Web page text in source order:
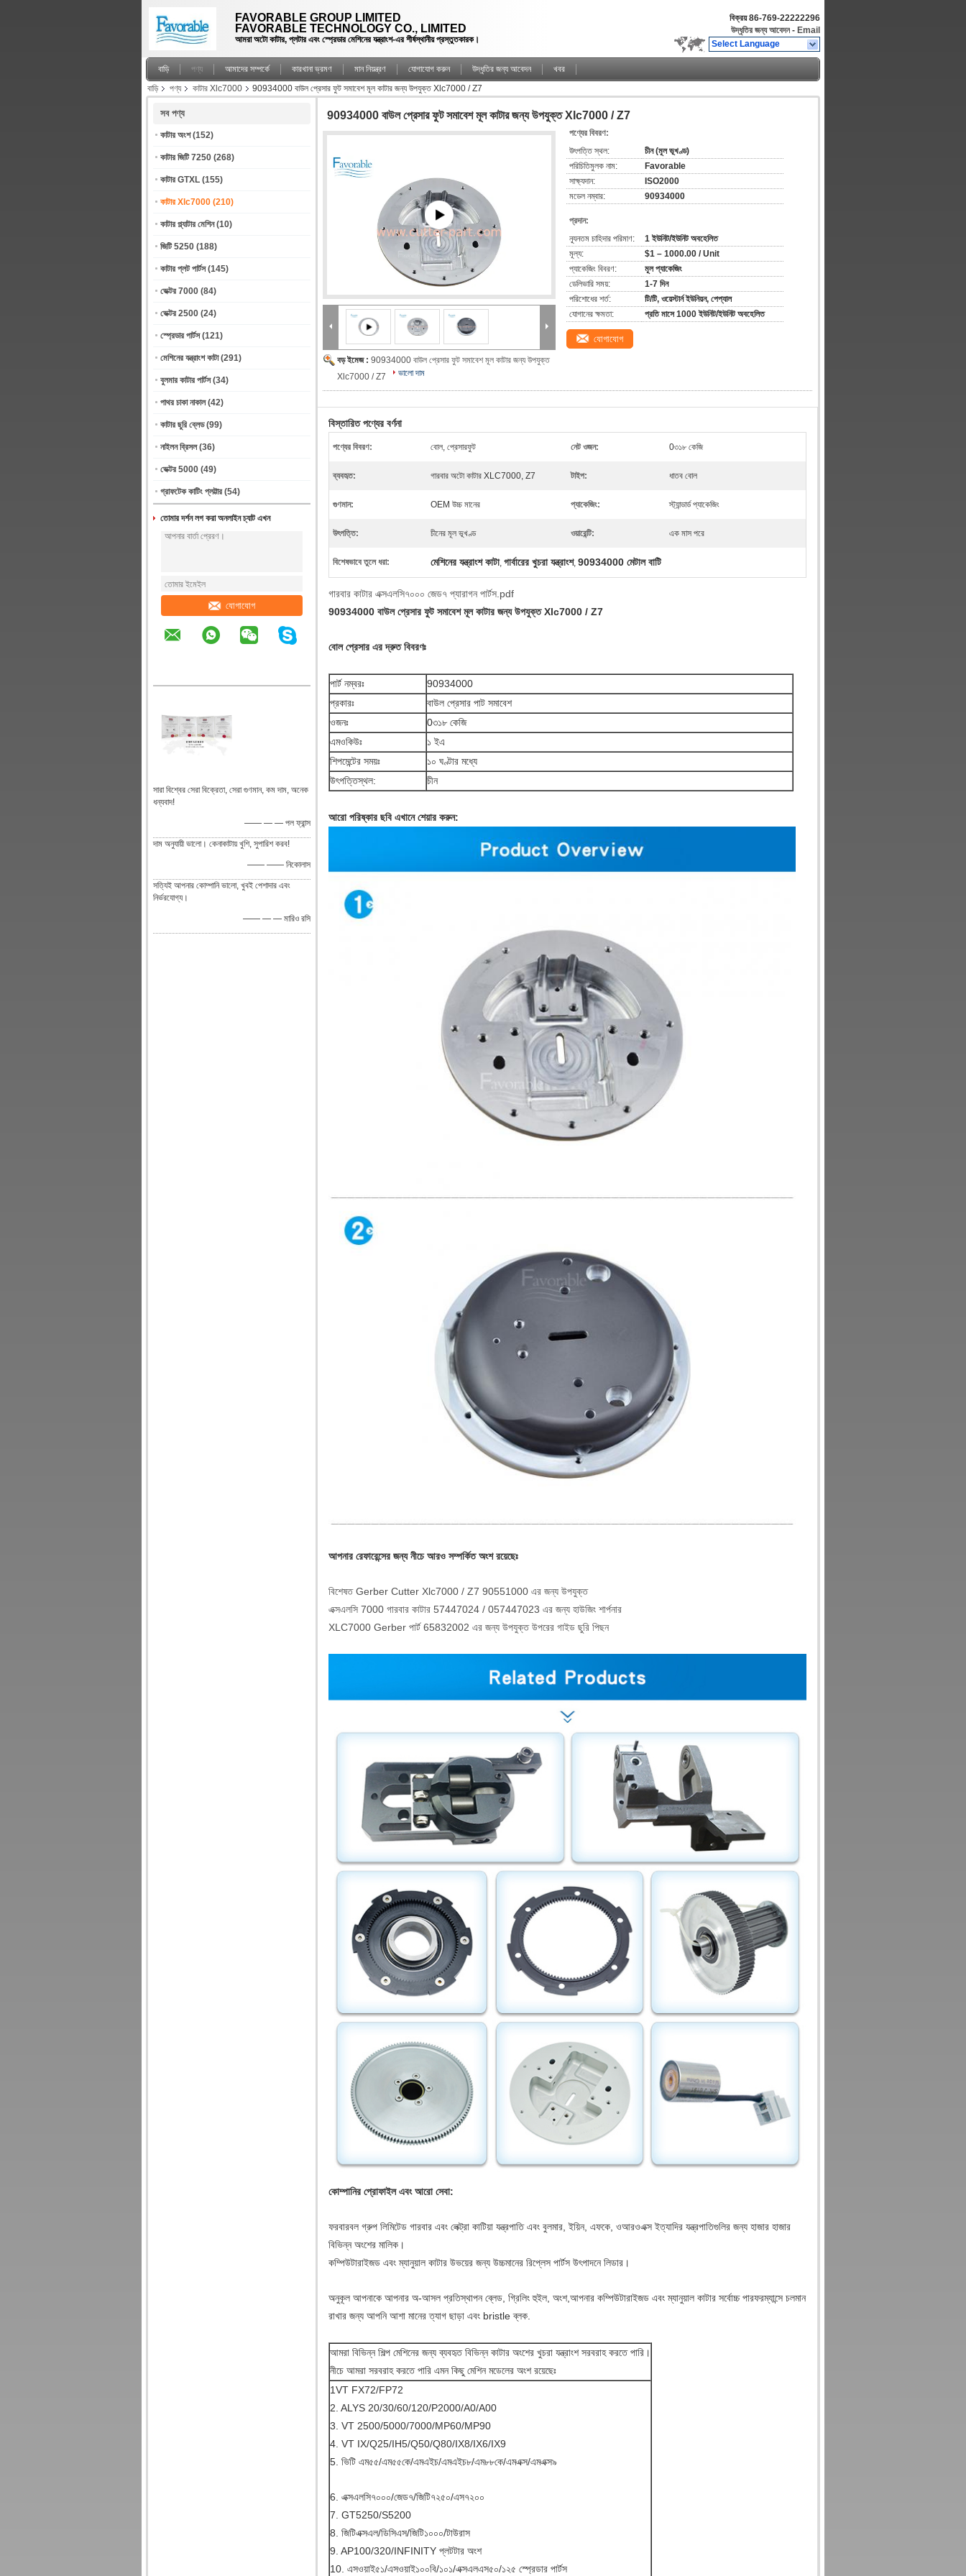
FAVORABLE GROUP LIMITED
FAVORABLE TECHNOLOGY CO., LIMITED
আমরা অটো কাটার, প্লটার এবং স্প্রেডার মেশিনের যন্ত্রাংশ-এর শীর্ষস্থানীয় প্রস্তুতকারক।
বিক্রয়86-769-22222296
উদ্ধৃতির জন্য আবেদন - Email
Select Language
বাড়ি পণ্য আমাদের সম্পর্কে কারখানা ভ্রমণ মান নিয়ন্ত্রণ যোগাযোগ করুন উদ্ধৃতির জন্য আবেদন
খবর
বাড়ি
পণ্য কাটার Xlc7000 90934000 বাউল প্রেসার ফুট সমাবেশ মূল কাটার জন্য উপযুক্ত Xlc7000 / Z7
সব পণ্য
কাটার অংশ (152)
কাটার জিটি 7250 (268)
কাটার GTXL (155)
কাটার Xlc7000 (210)
কাটার প্ল্যাটার মেশিন (10)
জিটি 5250 (188)
কাটার প্লট পার্টস (145)
ভেক্টর 7000 (84)
ভেক্টর 2500 (24)
স্প্রেডার পার্টস (121)
মেশিনের যন্ত্রাংশ কাটা (291)
বুলমার কাটার পার্টস (34)
পাথর চাকা নাকাল (42)
কাটার ছুরি ব্লেড (99)
নাইলন ব্রিসল (36)
ভেক্টর 5000 (49)
গ্রাফটেক কাটিং প্লট্টার (54)
তোমার দর্শন লগ করা অনলাইন চ্যাট এখন
যোগাযোগ
সারা বিশ্বের সেরা বিক্রেতা, সেরা গুণমান, কম দাম, অনেক
ধন্যবাদ!
—— — — পল ফ্রান্স
দাম অনুযায়ী ভালো। কেনাকাটায় খুশি, সুপারিশ করব!
—— —— নিকোলাস
সত্যিই আপনার কোম্পানি ভালো, খুবই পেশাদার এবং
নির্ভরযোগ্য।
—— — — মারিও রসি
90934000 বাউল প্রেসার ফুট সমাবেশ মূল কাটার জন্য উপযুক্ত Xlc7000 / Z7
বড় ইমেজ : 90934000 বাউল প্রেসার ফুট সমাবেশ মূল কাটার জন্য উপযুক্ত
Xlc7000 / Z7
ভালো দাম
পণ্যের বিবরণ:
উৎপত্তি স্থল:
চীন (মূল ভূখণ্ড)
পরিচিতিমুলক নাম:
Favorable
সাক্ষ্যদান:
ISO2000
মডেল নম্বার:
90934000
প্রদান:
ন্যূনতম চাহিদার পরিমাণ:
1 ইউনিট/ইউনিট অবহেলিত
মূল্য:
$1 – 1000.00 / Unit
প্যাকেজিং বিবরণ:
মূল প্যাকেজিং
ডেলিভারি সময়:
1-7 দিন
পরিশোধের শর্ত:
টি/টি, ওয়েস্টার্ন ইউনিয়ন, পেপ্যাল
যোগানের ক্ষমতা:
প্রতি মাসে 1000 ইউনিট/ইউনিট অবহেলিত
যোগাযোগ
বিস্তারিত পণ্যের বর্ণনা
পণ্যের বিবরণ: বোল, প্রেসারফুট নেট ওজন: 0৩১৮ কেজি
ব্যবহৃত: গারবার অটো কাটার XLC7000, Z7 টাইপ: ধাতব বোল
গুণমান: OEM উচ্চ মানের প্যাকেজিং: স্ট্যান্ডার্ড প্যাকেজিং
উৎপত্তি: চীনের মূল ভূখণ্ড ওয়ারেন্টি: এক মাস পরে
বিশেষভাবে তুলে ধরা: মেশিনের যন্ত্রাংশ কাটা, গার্বারের খুচরা যন্ত্রাংশ, 90934000 মেটাল বাটি
গারবার কাটার এক্সএলসি৭০০০ জেড৭ প্যারাগন পার্টস.pdf
90934000 বাউল প্রেসার ফুট সমাবেশ মূল কাটার জন্য উপযুক্ত Xlc7000 / Z7
বোল প্রেসার এর দ্রুত বিবরণঃ
পার্ট নম্বরঃ
90934000
প্রকারঃ
বাউল প্রেসার পাট সমাবেশ
ওজনঃ
0৩১৮ কেজি
এমওকিউঃ
১ ইএ
শিপমেন্টের সময়ঃ
১০ ঘণ্টার মধ্যে
উৎপত্তিস্থল:
চীন
আরো পরিষ্কার ছবি এখানে শেয়ার করুন:
আপনার রেফারেন্সের জন্য নীচে আরও সম্পর্কিত অংশ রয়েছেঃ
বিশেষত Gerber Cutter Xlc7000 / Z7 90551000 এর জন্য উপযুক্ত
এক্সএলসি 7000 গারবার কাটার 57447024 / 057447023 এর জন্য হাউজিং শার্পনার
XLC7000 Gerber পার্ট 65832002 এর জন্য উপযুক্ত উপরের গাইড ছুরি পিছন
কোম্পানির প্রোফাইল এবং আরো সেবা:
ফরবারবল গ্রুপ লিমিটেড গারবার এবং লেক্ট্রা কাটিয়া যন্ত্রপাতি এবং বুলমার, ইয়িন, এফকে, ওআরওএক্স ইত্যাদির যন্ত্রপাতিগুলির জন্য হাজার হাজার
বিভিন্ন অংশের মালিক।
কম্পিউটারাইজড এবং ম্যানুয়াল কাটার উভয়ের জন্য উচ্চমানের রিপ্লেস পার্টস উৎপাদনে লিডার।
অনুকূল আপনাকে আপনার অ-আসল প্রতিস্থাপন ব্লেড, গ্রিলিং হুইল, অংশ,আপনার কম্পিউটারাইজড এবং ম্যানুয়াল কাটার সর্বোচ্চ পারফরম্যান্সে চলমান
রাখার জন্য আপনি আশা মানের ত্যাগ ছাড়া এবং bristle ব্লক.
আমরা বিভিন্ন শিল্প মেশিনের জন্য ব্যবহৃত বিভিন্ন কাটার অংশের খুচরা যন্ত্রাংশ সরবরাহ করতে পারি।
নীচে আমরা সরবরাহ করতে পারি এমন কিছু মেশিন মডেলের অংশ রয়েছেঃ
1VT FX72/FP72
2. ALYS 20/30/60/120/P2000/A0/A00
3. VT 2500/5000/7000/MP60/MP90
4. VT IX/Q25/IH5/Q50/Q80/IX8/IX6/IX9
5. ভিটি এম৫৫/এম৫৫কে/এমএইচ/এমএইচ৮/এম৮৮কে/এমএক্স/এমএক্স৯
6. এক্সএলসি৭০০০/জেড৭/জিটি৭২৫০/এস৭২০০
7. GT5250/S5200
8. জিটিএক্সএল/ডিসিএস/জিটি১০০০/টাউরাস
9. AP100/320/INFINITY প্লটটার অংশ
10. এসওয়াই৫১/এসওয়াই১০০বি/১০১/এক্সএলএস৫০/১২৫ স্প্রেডার পার্টস